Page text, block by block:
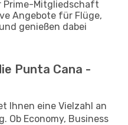
Prime-Mitgliedschaft
Angebote für Flüge,
genießen dabei
Punta Cana -
Ihnen eine Vielzahl an
Ob Economy, Business